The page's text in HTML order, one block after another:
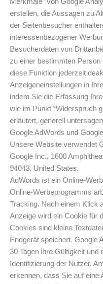
erstellen, die Aussagen zu
der Seitenbesucher
interessenbezogener
Besucherdaten von
zu einer bestimmten
diese Funktion jederzeit
Anzeigeneinstellungen in
indem Sie die Erfassung
wie im Punkt “Widerspruch
erläutert, generell
Google AdWords und
Unsere Website verwendet
Google Inc., 1600
94043, United States.
AdWords ist ein Online-
Online-Werbeprogramms
Tracking. Nach einem Klick
Anzeige wird ein Cookie für
Cookies sind kleine
Endgerät speichert. Google
30 Tagen ihre Gültigkeit und
Identifizierung der Nutzer.
erkennen, dass Sie auf eine